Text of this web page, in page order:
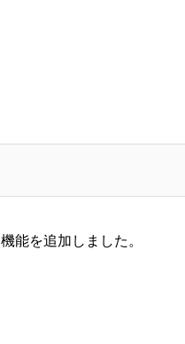
機能を追加しました。